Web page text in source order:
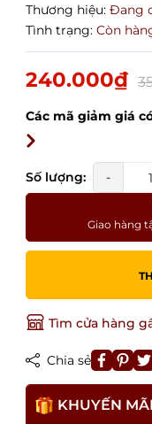
Thương hiệu: Đang
Tình trạng: Còn
240.000₫
Các mã giảm giá
Số lượng: -
Giao hàng
Tìm cửa hàng
Chia sẻ
KHUYẾN